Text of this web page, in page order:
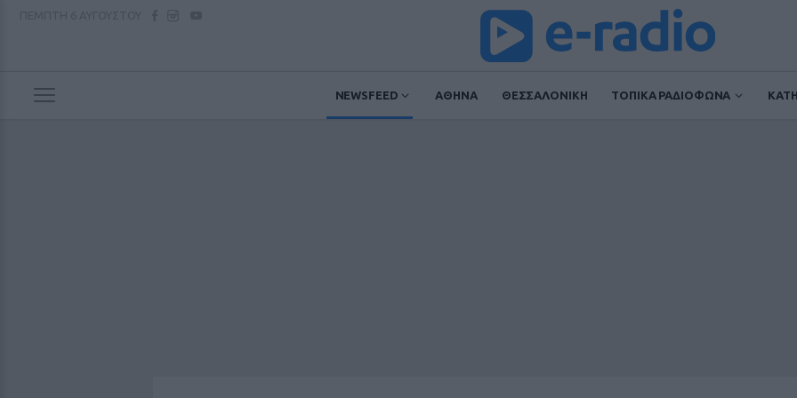
NEWSFEED ΑΘΗΝΑ ΘΕΣΣΑΛΟΝΙΚΗ ΤΟΠΙΚΑ ΡΑΔΙΟΦΩΝΑ